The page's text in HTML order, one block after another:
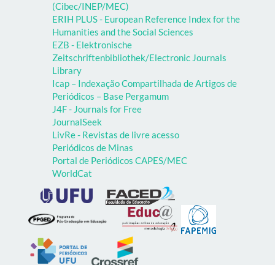
(Cibec/INEP/MEC)
ERIH PLUS - European Reference Index for the
Humanities and the Social Sciences
EZB - Elektronische
Zeitschriftenbibliothek/Electronic Journals
Library
Icap – Indexação Compartilhada de Artigos de
Periódicos – Base Pergamum
J4F - Journals for Free
JournalSeek
LivRe - Revistas de livre acesso
Periódicos de Minas
Portal de Periódicos CAPES/MEC
WorldCat